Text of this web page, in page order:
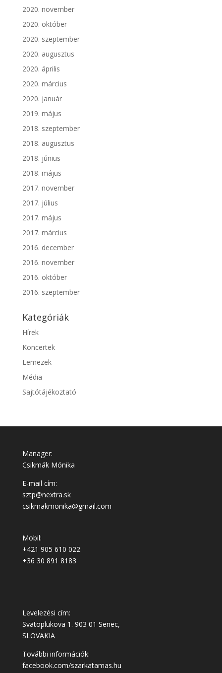
2020. november
2020. október
2020. szeptember
2020. augusztus
2020. április
2020. március
2020. január
2019. május
2018. szeptember
2018. augusztus
2018. június
2018. május
2017. november
2017. július
2017. május
2017. március
2016. december
2016. november
2016. október
2016. szeptember
Kategóriák
Hírek
Koncertek
Lemezek
Média
Sajtótájékoztató
Manager:
Csikmák Mónika
E-mail cím:
sztp@nextra.sk
csikmakmonika@gmail.com
Mobil:
+421 905 610 022
+36 30 891 8183
Levelezési cím:
Svätoplukova 1. 903 01 Senec,
SLOVAKIA
További információk:
facebook.com/szarkatamas.hu